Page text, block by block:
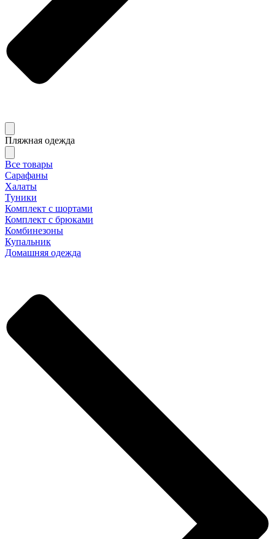
Пляжная одежда
Все товары
Сарафаны
Халаты
Туники
Комплект с шортами
Комплект с брюками
Комбинезоны
Купальник
Домашняя одежда